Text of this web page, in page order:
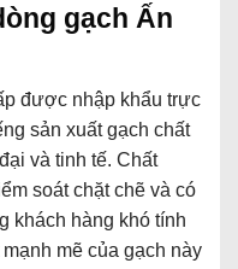
gạch Ấn
được nhập khẩu trực
sản xuất gạch chất
và tinh tế. Chất
soát chặt chẽ và có
khách hàng khó tính
mẽ của gạch này